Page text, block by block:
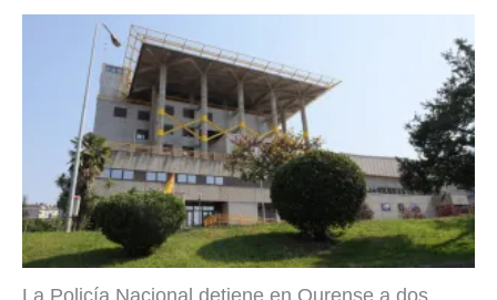
La Policía Nacional detiene en Ourense a dos